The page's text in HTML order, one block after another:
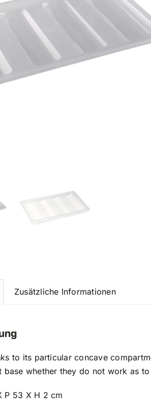
Zusätzliche Informationen
to its particular concave
base whether they do not work as
P 53 X H 2 cm